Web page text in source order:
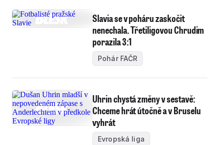
Slavia se v poháru zaskočit
nenechala. Třetiligovou Chrudim
porazila 3:1
Pohár FAČR
Uhrin chystá změny v sestavě:
Chceme hrát útočně a v Bruselu
vyhrát
Evropská liga